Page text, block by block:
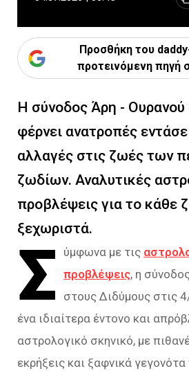
Προσθήκη του
προτεινόμενη πηγή
Η σύνοδος Άρη -
φέρνει ανατροπές
αλλαγές στις ζωές των
ζωδίων. Αναλυτικές
προβλέψεις για το κάθε
ξεχωριστά.
Σ ύμφωνα με τις
προβλέψεις, η
στους Διδύμους στις
ένα ιδιαίτερα έντονο και
αστρολογικό σκηνικό, με
εκρήξεις και ξαφνικά